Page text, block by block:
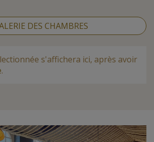
DES CHAMBRES
s'affichera ici, après avoir
.